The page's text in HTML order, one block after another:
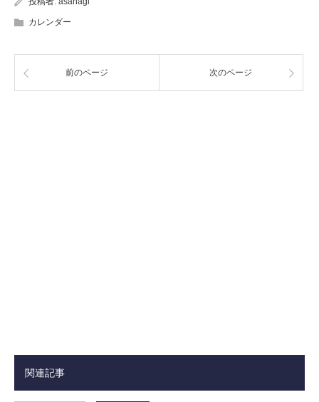
カレンダー
前のページ 次のページ
関連記事